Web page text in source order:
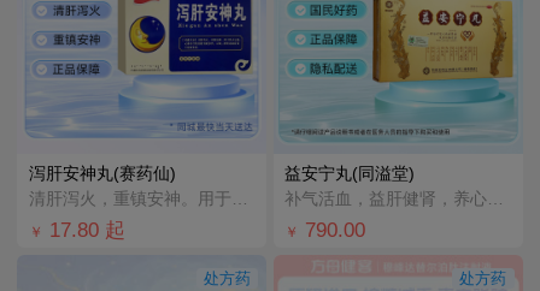
泻肝安神丸(赛药仙)
清肝泻火，重镇安神。用于肝火旺盛、心神不宁所致的失眠多梦、心烦；神经衰弱见上述证候者。
￥ 17.80 起
益安宁丸(同溢堂)
补气活血，益肝健肾，养心安神。治疗气血虚弱，肝肾不足所致的胸闷气短，畏寒肢冷，手足麻木，对失眠健忘、
￥ 790.00
处方药 处方药